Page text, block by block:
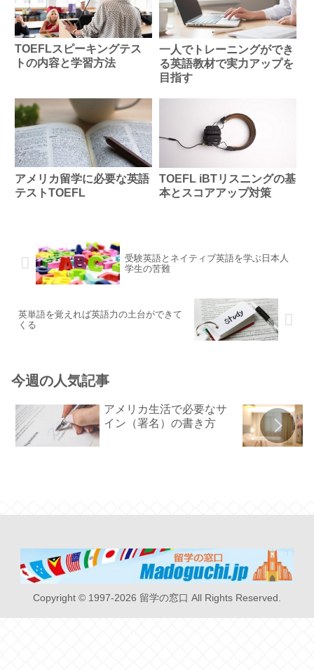
TOEFLスピーキングテス
トの内容と学習方法
一人でトレーニングができ
る英語教材で実力アップを
目指す
アメリカ留学に必要な英語
テストTOEFL
TOEFL iBTリスニングの基
本とスコアアップ対策
受験英語とネイティブ英語を学ぶ日本人
学生の苦難
英単語を覚えれば英語力の土台ができて
くる
今週の人気記事
アメリカ生活で必要なサ
イン（署名）の書き方
Copyright © 1997-2026 留学の窓口 All Rights Reserved.